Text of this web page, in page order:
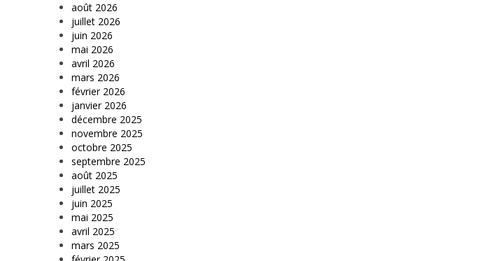
août 2026
juillet 2026
juin 2026
mai 2026
avril 2026
mars 2026
février 2026
janvier 2026
décembre 2025
novembre 2025
octobre 2025
septembre 2025
août 2025
juillet 2025
juin 2025
mai 2025
avril 2025
mars 2025